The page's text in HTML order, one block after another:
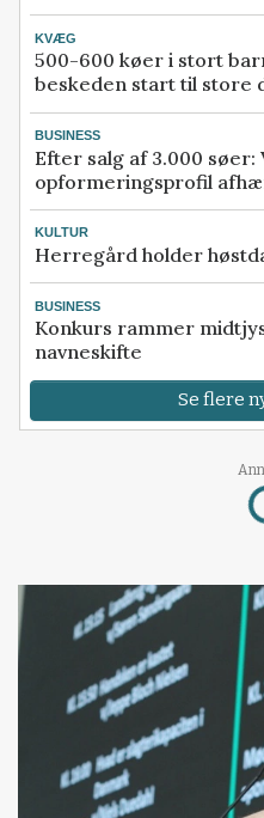
KVÆG
500-600 køer i stort
beskeden start til store
BUSINESS
Efter salg af 3.000 søer:
opformeringsprofil
KULTUR
Herregård holder
BUSINESS
Konkurs rammer
navneskifte
Se flere